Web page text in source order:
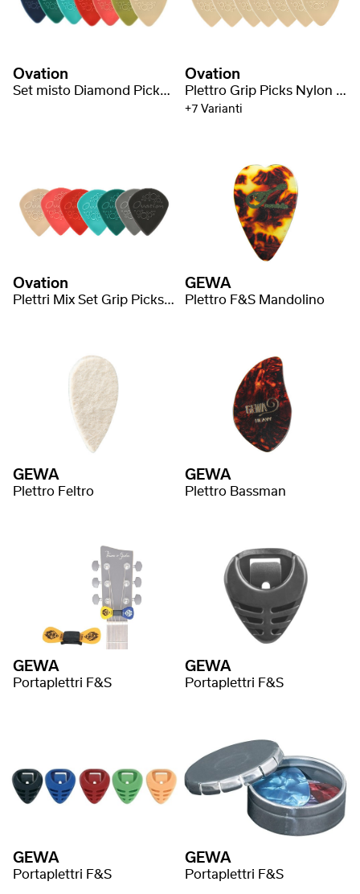
Ovation
Set misto Diamond Picks Nylon Standard 351
Ovation
Plettro Grip Picks Nylon Sharp Tip
+7 Varianti
Ovation
Plettri Mix Set Grip Picks Nylon Sharp Tip
GEWA
Plettro F&S Mandolino
GEWA
Plettro Feltro
GEWA
Plettro Bassman
GEWA
Portaplettri F&S
GEWA
Portaplettri F&S
GEWA
Portaplettri F&S
GEWA
Portaplettri F&S